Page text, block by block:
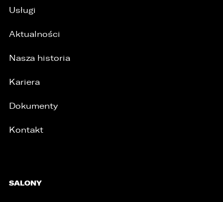
Usługi
Aktualności
Nasza historia
Kariera
Dokumenty
Kontakt
SALONY